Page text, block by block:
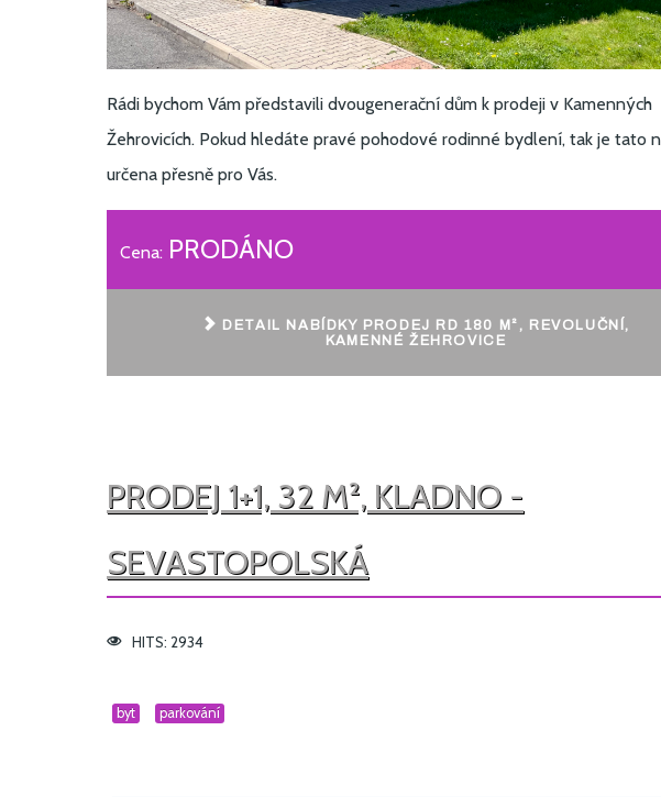
Rádi bychom Vám představili dvougenerační dům k prodeji v Kamenných
Žehrovicích. Pokud hledáte pravé pohodové rodinné bydlení, tak je tato
určena přesně pro Vás.
Cena: PRODÁNO
DETAIL NABÍDKY PRODEJ RD 180 M², REVOLUČNÍ,
KAMENNÉ ŽEHROVICE
PRODEJ 1+1, 32 M², KLADNO -
SEVASTOPOLSKÁ
HITS: 2934
byt parkování